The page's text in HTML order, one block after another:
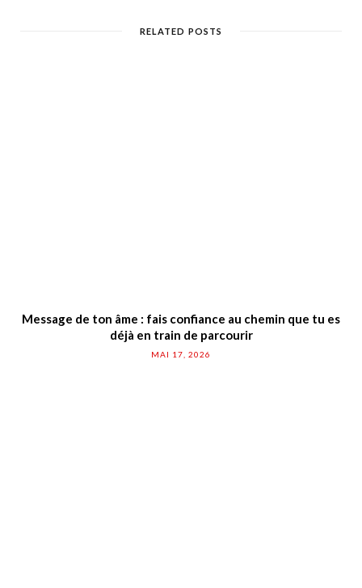
RELATED POSTS
Message de ton âme : fais confiance au chemin que tu es
déjà en train de parcourir
MAI 17, 2026